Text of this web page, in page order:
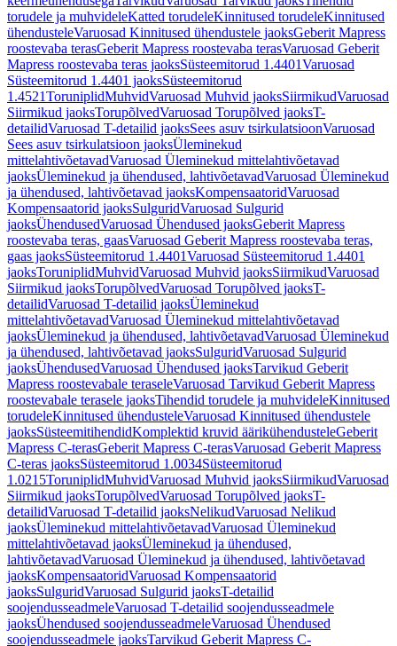
torudele ja muhvideleKatted torudeleKinnitused torudeleKinnitused
ühendusteleVaruosad Kinnitused ühendustele jaoksGeberit Mapress
roostevaba terasGeberit Mapress roostevaba terasVaruosad Geberit
Mapress roostevaba teras jaoksSüsteemitorud 1.4401Varuosad
Süsteemitorud 1.4401 jaoksSüsteemitorud
1.4521ToruniplidMuhvidVaruosad Muhvid jaoksSiirmikudVaruosad
Siirmikud jaoksTorupõlvedVaruosad Torupõlved jaoksT-
detailidVaruosad T-detailid jaoksSees asuv tsirkulatsioonVaruosad
Sees asuv tsirkulatsioon jaoksÜleminekud
mittelahtivõetavadVaruosad Üleminekud mittelahtivõetavad
jaoksÜleminekud ja ühendused, lahtivõetavadVaruosad Üleminekud
ja ühendused, lahtivõetavad jaoksKompensaatoridVaruosad
Kompensaatorid jaoksSulguridVaruosad Sulgurid
jaoksÜhendusedVaruosad Ühendused jaoksGeberit Mapress
roostevaba teras, gaasVaruosad Geberit Mapress roostevaba teras,
gaas jaoksSüsteemitorud 1.4401Varuosad Süsteemitorud 1.4401
jaoksToruniplidMuhvidVaruosad Muhvid jaoksSiirmikudVaruosad
Siirmikud jaoksTorupõlvedVaruosad Torupõlved jaoksT-
detailidVaruosad T-detailid jaoksÜleminekud
mittelahtivõetavadVaruosad Üleminekud mittelahtivõetavad
jaoksÜleminekud ja ühendused, lahtivõetavadVaruosad Üleminekud
ja ühendused, lahtivõetavad jaoksSulguridVaruosad Sulgurid
jaoksÜhendusedVaruosad Ühendused jaoksTarvikud Geberit
Mapress roostevabale teraseleVaruosad Tarvikud Geberit Mapress
roostevabale terasele jaoksTihendid torudele ja muhvideleKinnitused
torudeleKinnitused ühendusteleVaruosad Kinnitused ühendustele
jaoksSüsteemitihendidKomplektid kruvid äärikühendusteleGeberit
Mapress C-terasGeberit Mapress C-terasVaruosad Geberit Mapress
C-teras jaoksSüsteemitorud 1.0034Süsteemitorud
1.0215ToruniplidMuhvidVaruosad Muhvid jaoksSiirmikudVaruosad
Siirmikud jaoksTorupõlvedVaruosad Torupõlved jaoksT-
detailidVaruosad T-detailid jaoksNelikudVaruosad Nelikud
jaoksÜleminekud mittelahtivõetavadVaruosad Üleminekud
mittelahtivõetavad jaoksÜleminekud ja ühendused,
lahtivõetavadVaruosad Üleminekud ja ühendused, lahtivõetavad
jaoksKompensaatoridVaruosad Kompensaatorid
jaoksSulguridVaruosad Sulgurid jaoksT-detailid
soojendusseadmeleVaruosad T-detailid soojendusseadmele
jaoksÜhendused soojendusseadmeleVaruosad Ühendused
soojendusseadmele jaoksTarvikud Geberit Mapress C-